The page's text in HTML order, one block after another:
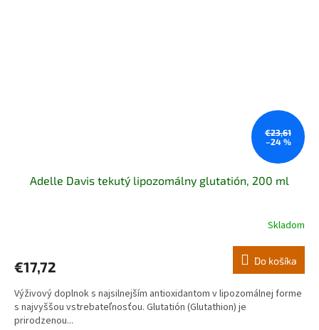
€23,61
–24 %
Adelle Davis tekutý lipozomálny glutatión, 200 ml
je
z
5
hviezdičiek.
Skladom
€17,72 Do košíka
Výživový doplnok s najsilnejším antioxidantom v lipozomálnej forme
s najvyššou vstrebateľnosťou. Glutatión (Glutathion) je
prirodzenou...